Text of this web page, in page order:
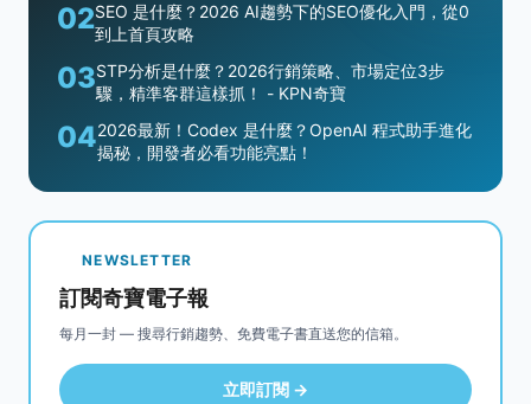
02SEO 是什麼？2026 AI趨勢下的SEO優化入門，從0
到上首頁攻略
03STP分析是什麼？2026行銷策略、市場定位3步
驟，精準客群這樣抓！ - KPN奇寶
042026最新！Codex 是什麼？OpenAI 程式助手進化
揭秘，開發者必看功能亮點！
NEWSLETTER
訂閱奇寶電子報
每月一封 — 搜尋行銷趨勢、免費電子書直送您的信箱。
立即訂閱 →